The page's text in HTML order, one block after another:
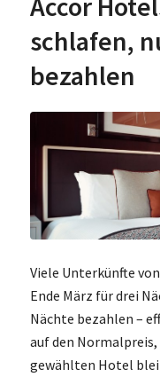
schlafen,
bezahlen
Viele Unterkünfte
Ende März für drei
Nächte bezahlen –
auf den
gewählten Hotel